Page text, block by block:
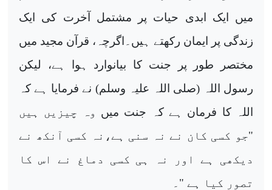
میں ایک ابدی
حیات پر مشتمل آخرت کی ایک
زندگی پر ایمان رکھتے ہیں۔اگرچہ، قرآن مجید میں
مختصر طور پر جنت کا بیانوارد ہوا ہے، لیکن
رسول اللہ (صلی اللہ علیہ وسلم) نے فرمایا ہے کہ
اللہ کا فرمان ہے کہ جنت میں وہ چیزیں ہیں
"جو کسی کان نے نہ سنی ہے،نہ کسی آنکھ نے
دیکھی ہے اور نہ ہی کسی دماغ نے اس کا
تصور کیا ہے "۔